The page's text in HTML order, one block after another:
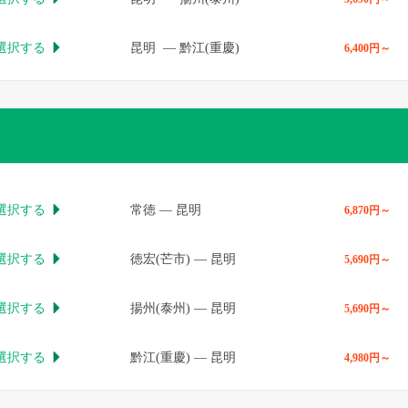
択する  昆明 — 黔江(重慶) 6,400円～
択する  常徳 — 昆明 6,870円～
択する  徳宏(芒市) — 昆明 5,690円～
択する  揚州(泰州) — 昆明 5,690円～
択する  黔江(重慶) — 昆明 4,980円～